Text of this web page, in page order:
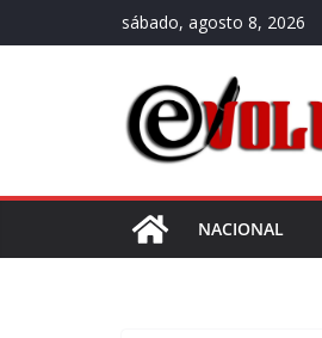
al
sábado, agosto 8, 2026
NACIONAL